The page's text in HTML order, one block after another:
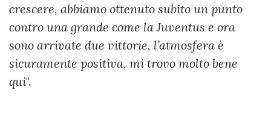
crescere, abbiamo ottenuto subito un punto
contro una grande come la Juventus e ora
sono arrivate due vittorie, l’atmosfera è
sicuramente positiva, mi trovo molto bene
qui".